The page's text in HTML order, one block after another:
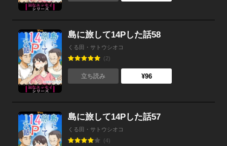
島に旅して14Pした話58
くる田・サトウシオコ
(2)
立ち読み ¥96
島に旅して14Pした話57
くる田・サトウシオコ
(4)